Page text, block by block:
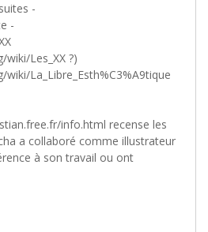
-
-
Les_XX ?)
La_Libre_Esth%C3%A9tique
info.html recense les
a collaboré comme illustrateur
à son travail ou ont